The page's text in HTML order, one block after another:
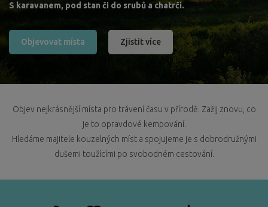
S karavanem, pod stan či do srubů a chatrčí.
Objevovat místa Zjistit více
Objev nejkrásnější místa pro trávení času v přírodě. Zažij znovu, co
je to opravdové kempování.
Hledáme majitele kouzelných míst a spojujeme je s dobrodružnými
dušemi toužícími po svobodném cestování.